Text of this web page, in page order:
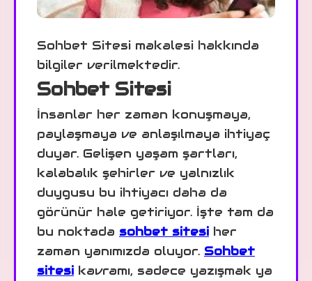
Sohbet Sitesi makalesi hakkında
bilgiler verilmektedir.
Sohbet Sitesi
İnsanlar her zaman konuşmaya,
paylaşmaya ve anlaşılmaya ihtiyaç
duyar. Gelişen yaşam şartları,
kalabalık şehirler ve yalnızlık
duygusu bu ihtiyacı daha da
görünür hale getiriyor. İşte tam da
bu noktada sohbet sitesi her
zaman yanımızda oluyor. Sohbet
sitesi kavramı, sadece yazışmak ya